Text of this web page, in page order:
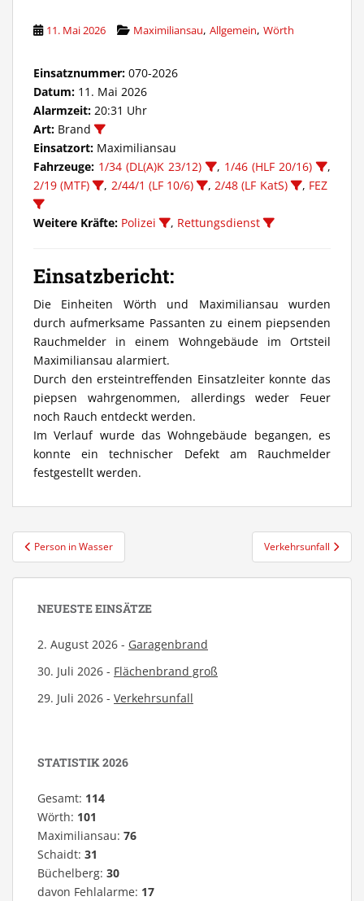
11. Mai 2026 Maximiliansau, Allgemein, Wörth
Einsatznummer: 070-2026
Datum: 11. Mai 2026
Alarmzeit: 20:31 Uhr
Art: Brand
Einsatzort: Maximiliansau
Fahrzeuge: 1/34 (DL(A)K 23/12) , 1/46 (HLF 20/16)
,
2/19 (MTF)
, 2/44/1 (LF 10/6) ,2/48 (LF KatS) , FEZ
Weitere Kräfte: Polizei , Rettungsdienst
Einsatzbericht:
Die Einheiten Wörth und Maximiliansau wurden
durch aufmerksame Passanten zu einem piepsenden
Rauchmelder in einem Wohngebäude im Ortsteil
Maximiliansau alarmiert.
Durch den ersteintreffenden Einsatzleiter konnte das
piepsen wahrgenommen, allerdings weder Feuer
noch Rauch entdeckt werden.
Im Verlauf wurde das Wohngebäude begangen, es
konnte ein technischer Defekt am Rauchmelder
festgestellt werden.
Beitragsnavigation
Person in Wasser Verkehrsunfall
NEUESTE EINSÄTZE
2. August 2026 - Garagenbrand
30. Juli 2026 - Flächenbrand groß
29. Juli 2026 - Verkehrsunfall
STATISTIK 2026
Gesamt: 114
Wörth: 101
Maximiliansau: 76
Schaidt: 31
Büchelberg: 30
davon Fehlalarme: 17